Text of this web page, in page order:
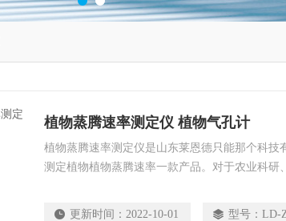
植物蒸腾速率测定仪 植物气孔计
植物蒸腾速率测定仪是山东莱恩德只能那个科技
测定植物植物蒸腾速率一款产品。对于农业科研
更新时间： 2022-10-01 型号： LD-